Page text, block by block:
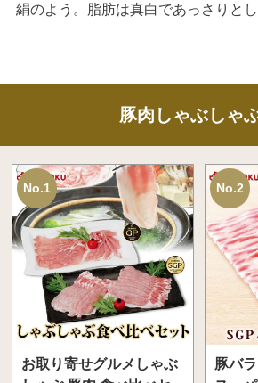
絹のよう。脂肪は真白であっさりとし
豚肉しゃぶしゃ
No.1
お取り寄せグルメしゃぶ
No.2
豚バ